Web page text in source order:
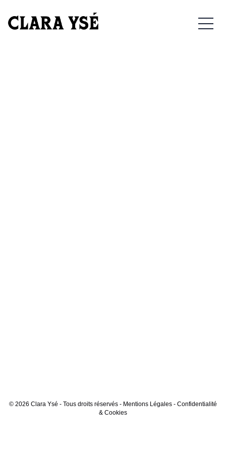
14/03/2025 – NOYON –
THÉÂTRE DU CHEVALET
© 2026 Clara Ysé - Tous droits réservés - Mentions Légales - Confidentialité
& Cookies